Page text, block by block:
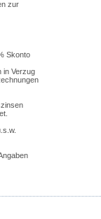
zur
Skonto
in Verzug